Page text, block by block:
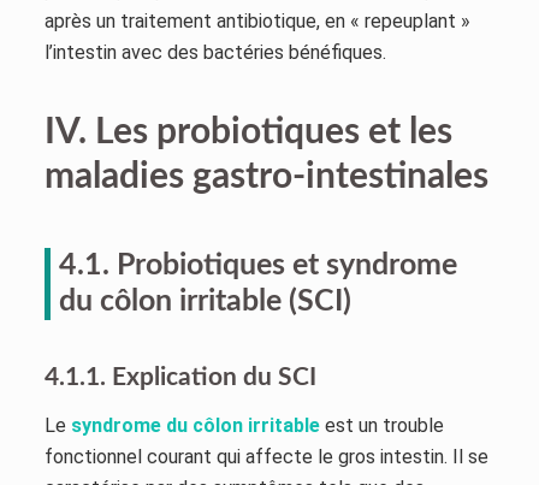
après un traitement antibiotique, en « repeuplant »
l’intestin avec des bactéries bénéfiques.
IV. Les probiotiques et les
maladies gastro-intestinales
4.1. Probiotiques et syndrome
du côlon irritable (SCI)
4.1.1. Explication du SCI
Le syndrome du côlon irritable est un trouble
fonctionnel courant qui affecte le gros intestin. Il se